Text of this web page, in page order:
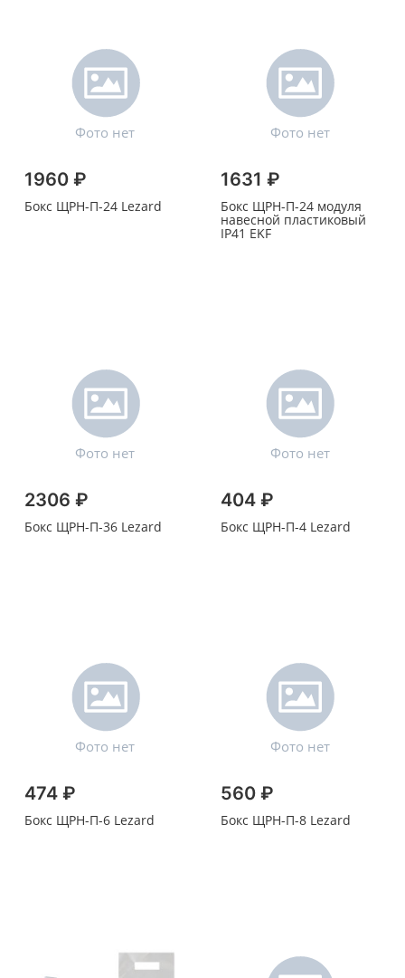
1960 ₽
Бокс ЩРН-П-24 Lezard
1631 ₽
Бокс ЩРН-П-24 модуля
навесной пластиковый
IP41 EKF
2306 ₽
Бокс ЩРН-П-36 Lezard
404 ₽
Бокс ЩРН-П-4 Lezard
474 ₽
Бокс ЩРН-П-6 Lezard
560 ₽
Бокс ЩРН-П-8 Lezard